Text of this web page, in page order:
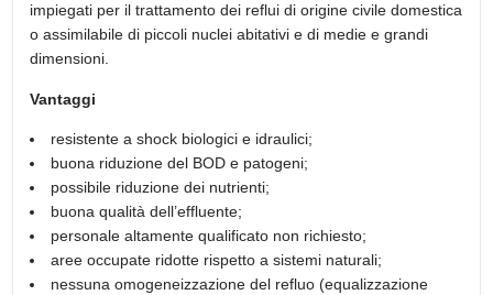
impiegati per il trattamento dei reflui di origine civile domestica
o assimilabile di piccoli nuclei abitativi e di medie e grandi
dimensioni.
Vantaggi
resistente a shock biologici e idraulici;
buona riduzione del BOD e patogeni;
possibile riduzione dei nutrienti;
buona qualità dell’effluente;
personale altamente qualificato non richiesto;
aree occupate ridotte rispetto a sistemi naturali;
nessuna omogeneizzazione del refluo (equalizzazione